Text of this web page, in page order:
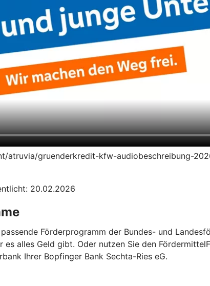
atruvia/gruenderkredit-kfw-audiobeschreibung-
20.02.2026
Förderprogramm der Bundes- und
alles Geld gibt. Oder nutzen Sie den
Ihrer Bopfinger Bank Sechta-Ries eG.